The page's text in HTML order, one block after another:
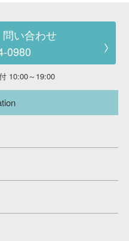
い合わせ
0980
10:00～19:00